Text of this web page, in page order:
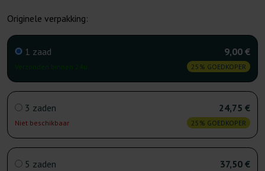
Originele verpakking:
1 zaad 9,00 €
25% GOEDKOPER
3 zaden
Niet beschikbaar
24,75 €
25% GOEDKOPER
5 zaden 37,50 €